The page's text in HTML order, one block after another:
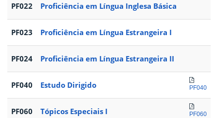
PF022 Proficiência em Língua Inglesa Básica
PF023 Proficiência em Língua Estrangeira I
PF024 Proficiência em Língua Estrangeira II
PF040 Estudo Dirigido PF040
PF060 Tópicos Especiais I PF060